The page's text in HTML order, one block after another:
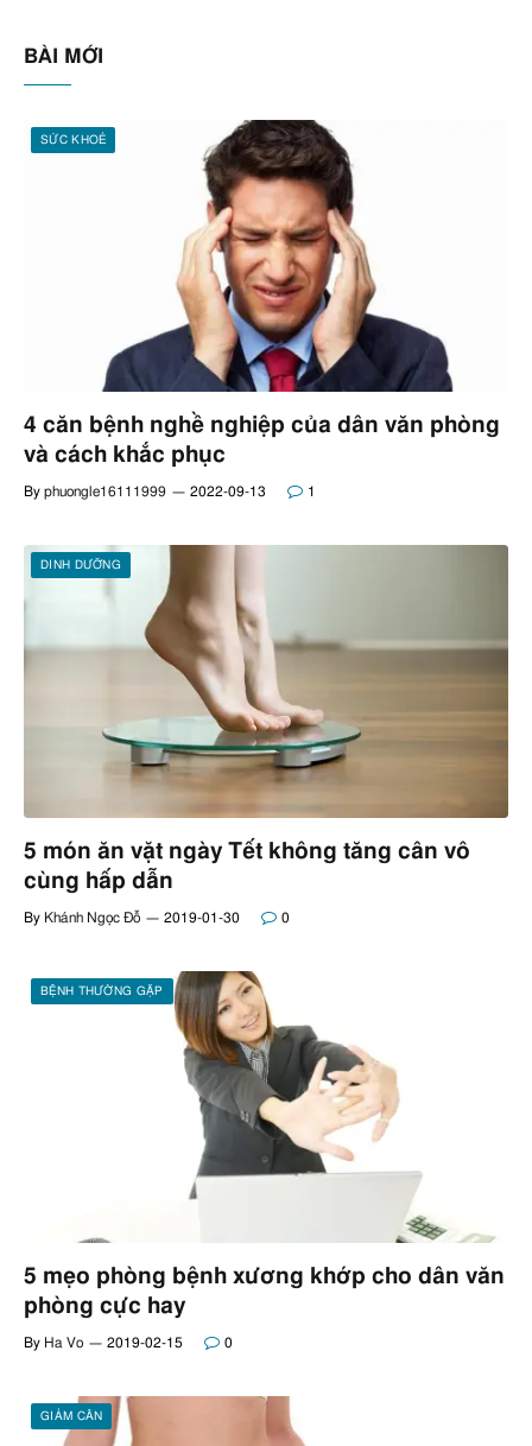
BÀI MỚI
SỨC KHOẺ
4 căn bệnh nghề nghiệp của dân văn phòng
và cách khắc phục
By phuongle16111999 2022-09-13 1
DINH DƯỠNG
5 món ăn vặt ngày Tết không tăng cân vô
cùng hấp dẫn
By Khánh Ngọc Đỗ 2019-01-30 0
BỆNH THƯỜNG GẶP
5 mẹo phòng bệnh xương khớp cho dân văn
phòng cực hay
By Ha Vo 2019-02-15 0
GIẢM CÂN